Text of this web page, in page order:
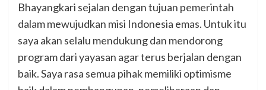
Bhayangkari sejalan dengan tujuan pemerintah
dalam mewujudkan misi Indonesia emas. Untuk itu
saya akan selalu mendukung dan mendorong
program dari yayasan agar terus berjalan dengan
baik. Saya rasa semua pihak memiliki optimisme